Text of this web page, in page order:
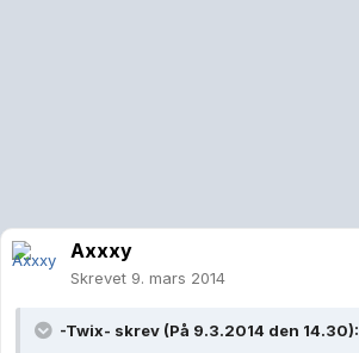
Axxxy
Skrevet 9. mars 2014
-Twix- skrev (På 9.3.2014 den 14.30):